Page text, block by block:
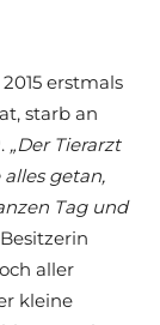
erstmals
starb an
„Der Tierarzt
getan,
Tag und
aller
kleine